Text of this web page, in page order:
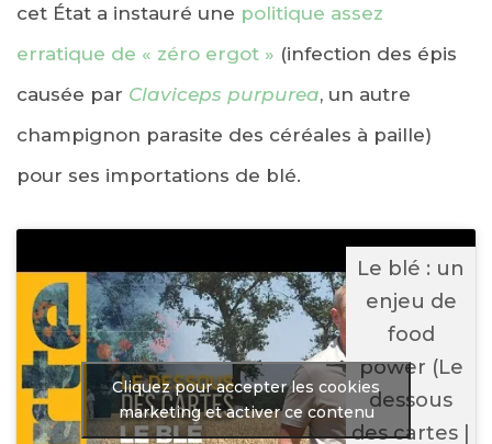
cet État a instauré une politique assez
erratique de « zéro ergot » (infection des épis
causée par Claviceps purpurea, un autre
champignon parasite des céréales à paille)
pour ses importations de blé.
Le blé : un
enjeu de
food
power (Le
dessous
des cartes |
Cliquez pour accepter les cookies
marketing et activer ce contenu